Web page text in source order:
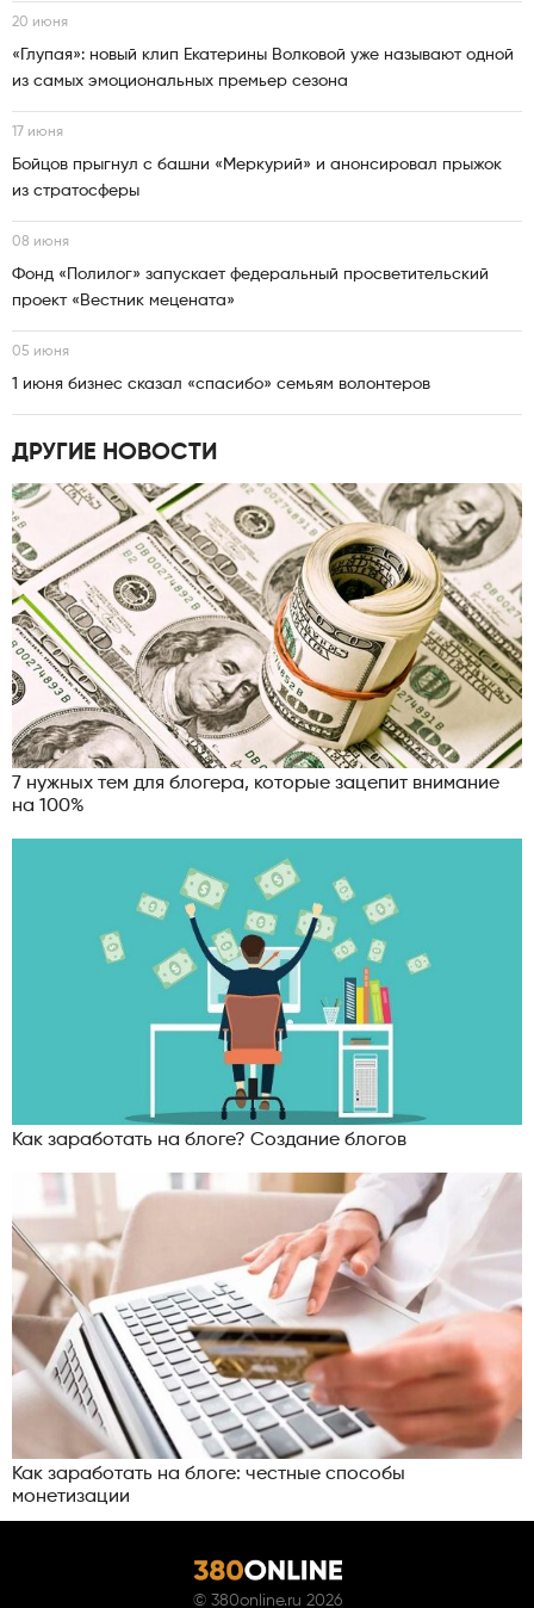
20 июня
«Глупая»: новый клип Екатерины Волковой уже называют одной
из самых эмоциональных премьер сезона
17 июня
Бойцов прыгнул с башни «Меркурий» и анонсировал прыжок
из стратосферы
08 июня
Фонд «Полилог» запускает федеральный просветительский
проект «Вестник мецената»
05 июня
1 июня бизнес сказал «спасибо» семьям волонтеров
ДРУГИЕ НОВОСТИ
7 нужных тем для блогера, которые зацепит внимание
на 100%
Как заработать на блоге? Создание блогов
Как заработать на блоге: честные способы
монетизации
© 380online.ru 2026